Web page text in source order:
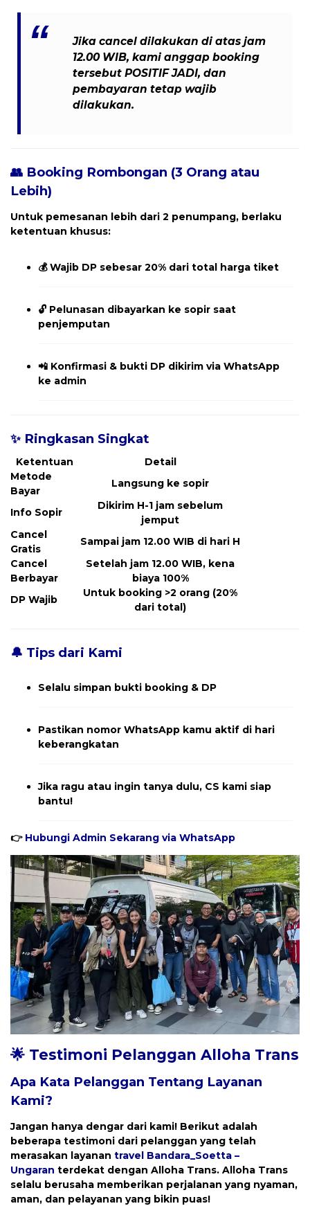
Jika cancel dilakukandi atas jam
12.00 WIB, kami anggap booking
tersebutPOSITIF JADI, dan
pembayaran tetap wajib
dilakukan.
👥 Booking Rombongan (3 Orang atau
Lebih)
Untuk pemesanan lebih dari 2 penumpang, berlaku
ketentuan khusus:
💰Wajib DP sebesar 20% dari total harga tiket
🔓 Pelunasan dibayarkan ke sopir saat
penjemputan
📲 Konfirmasi & bukti DP dikirim via WhatsApp
ke admin
✨ Ringkasan Singkat
Ketentuan
Detail
Metode
Bayar
Langsung ke sopir
Info Sopir
Dikirim H-1 jam sebelum
jemput
Cancel
Gratis
Sampai jam 12.00 WIB di hari H
Cancel
Berbayar
Setelah jam 12.00 WIB, kena
biaya 100%
DP Wajib
Untuk booking >2 orang (20%
dari total)
🔔 Tips dari Kami
Selalu simpan bukti booking & DP
Pastikan nomor WhatsApp kamu aktif di hari
keberangkatan
Jika ragu atau ingin tanya dulu, CS kami siap
bantu!
👉 Hubungi Admin Sekarang via WhatsApp
🌟 Testimoni Pelanggan Alloha Trans
Apa Kata Pelanggan Tentang Layanan
Kami?
Jangan hanya dengar dari kami! Berikut adalah
beberapa testimoni dari pelanggan yang telah
merasakan layanan travel Bandara_Soetta –
Ungaran terdekat dengan Alloha Trans. Alloha Trans
selalu berusaha memberikan perjalanan yang nyaman,
aman, dan pelayanan yang bikin puas!